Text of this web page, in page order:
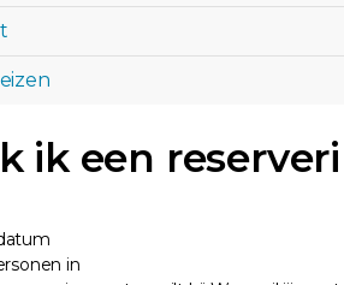
ik een
in